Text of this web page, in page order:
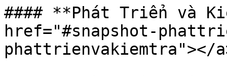
#### **Phát Triển và
href="#snapshot-
phattrienvakiemtra"></